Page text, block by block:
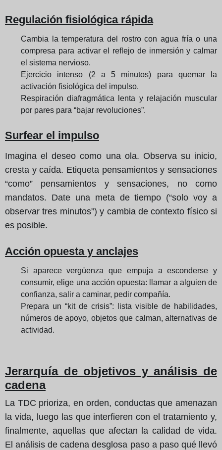
Regulación fisiológica rápida
Cambia la temperatura del rostro con agua fría o una
compresa para activar el reflejo de inmersión y calmar
el sistema nervioso.
Ejercicio intenso (2 a 5 minutos) para quemar la
activación fisiológica del impulso.
Respiración diafragmática lenta y relajación muscular
por pares para “bajar revoluciones”.
Surfear el impulso
Imagina el deseo como una ola. Observa su inicio,
cresta y caída. Etiqueta pensamientos y sensaciones
“como” pensamientos y sensaciones, no como
mandatos. Date una meta de tiempo (“solo voy a
observar tres minutos”) y cambia de contexto físico si
es posible.
Acción opuesta y anclajes
Si aparece vergüenza que empuja a esconderse y
consumir, elige una acción opuesta: llamar a alguien de
confianza, salir a caminar, pedir compañía.
Prepara un “kit de crisis”: lista visible de habilidades,
números de apoyo, objetos que calman, alternativas de
actividad.
Jerarquía de objetivos y análisis de
cadena
La TDC prioriza, en orden, conductas que amenazan
la vida, luego las que interfieren con el tratamiento y,
finalmente, aquellas que afectan la calidad de vida.
El análisis de cadena desglosa paso a paso qué llevó